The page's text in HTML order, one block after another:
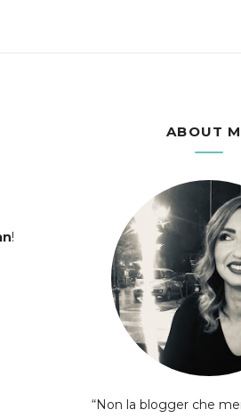
!
ABOUT
“Non la blogger che